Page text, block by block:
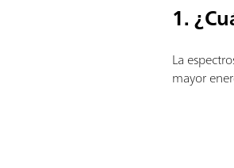
1.
La
mayor